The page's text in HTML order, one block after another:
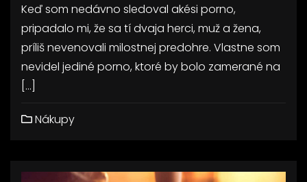
Keď som nedávno sledoval akési porno,
pripadalo mi, že sa tí dvaja herci, muž a žena,
príliš nevenovali milostnej predohre. Vlastne som
nevidel jediné porno, ktoré by bolo zamerané na
[…]
Nákupy